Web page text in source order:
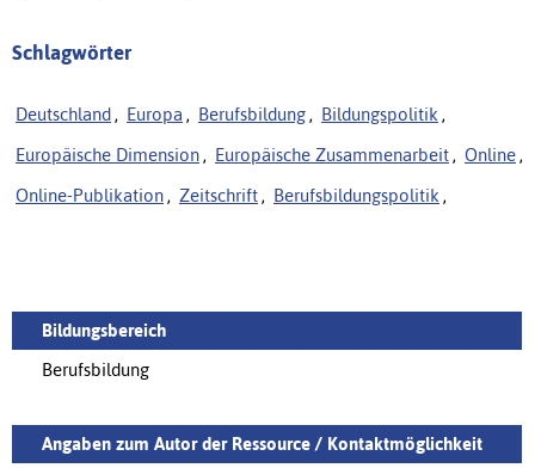
Schlagwörter
Deutschland , Europa , Berufsbildung , Bildungspolitik ,
Europäische Dimension , Europäische Zusammenarbeit , Online ,
Online-Publikation , Zeitschrift , Berufsbildungspolitik ,
Bildungsbereich
Berufsbildung
Angaben zum Autor der Ressource / Kontaktmöglichkeit